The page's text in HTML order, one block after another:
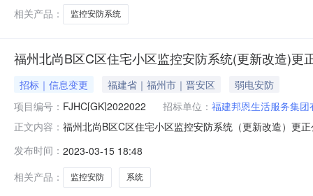
相关产品：
监控安防系统
福州北尚B区C区住宅小区监控安防系统(更新改造)更
招标｜信息变更 福建省｜福州市｜晋安区
弱电安防
项目编号： FJHC[GK]2022022 招标单位： 福建邦恩生活服务集团
正文内容： 福州北尚B区C区住宅小区监控安防系统（更新改造）更
期至：投标文件递交的截止时间（投标截止时间）：
发布时间： 2023-03-15 18:48
相关产品：
监控安防 系统